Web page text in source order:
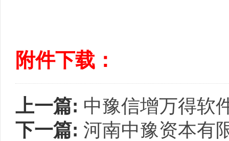
附件下载：
上一篇: 中豫信增万得软
下一篇: 河南中豫资本有